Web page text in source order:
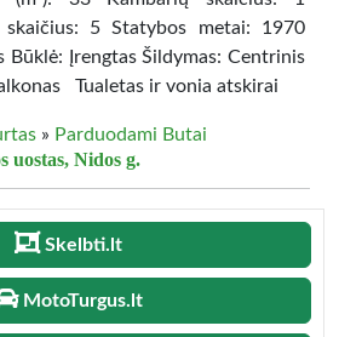
5 Statybos metai: 1970
Būklė: Įrengtas Šildymas: Centrinis
Tualetas ir vonia atskirai
» Parduodami Butai
uostas, Nidos g.
Skelbti.lt
MotoTurgus.lt